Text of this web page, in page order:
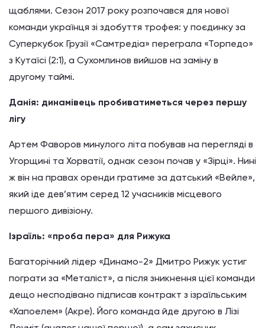
щаблями. Сезон 2017 року розпочався для нової
команди українця зі здобуття трофея: у поєдинку за
Суперкубок Грузії «Самтредіа» переграла «Торпедо»
з Кутаїсі (2:1), а Сухомлинов вийшов на заміну в
другому таймі.
Данія: динамівець пробиватиметься через першу
лігу
Артем Фаворов минулого літа побував на перегляді в
Угорщині та Хорватії, однак сезон почав у «Зірці». Нині
ж він на правах оренди гратиме за датський «Вейле»,
який іде дев’ятим серед 12 учасників місцевого
першого дивізіону.
Ізраїль: «проба пера» для Рижука
Багаторічний лідер «Динамо-2» Дмитро Рижук устиг
пограти за «Металіст», а після зникнення цієї команди
дещо несподівано підписав контракт з ізраїльським
«Хапоелем» (Акре). Його команда йде другою в Лізі